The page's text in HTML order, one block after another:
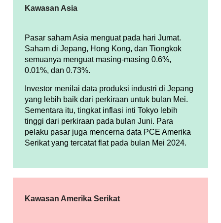
Kawasan Asia
Pasar saham Asia menguat pada hari Jumat.
Saham di Jepang, Hong Kong, dan Tiongkok
semuanya menguat masing-masing 0.6%,
0.01%, dan 0.73%.
Investor menilai data produksi industri di Jepang
yang lebih baik dari perkiraan untuk bulan Mei.
Sementara itu, tingkat inflasi inti Tokyo lebih
tinggi dari perkiraan pada bulan Juni. Para
pelaku pasar juga mencerna data PCE Amerika
Serikat yang tercatat flat pada bulan Mei 2024.
Kawasan Amerika Serikat